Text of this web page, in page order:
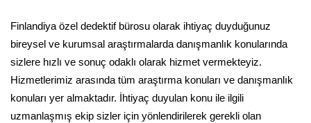
Finlandiya özel dedektif bürosu olarak ihtiyaç duyduğunuz
bireysel ve kurumsal araştırmalarda danışmanlık konularında
sizlere hızlı ve sonuç odaklı olarak hizmet vermekteyiz.
Hizmetlerimiz arasında tüm araştırma konuları ve danışmanlık
konuları yer almaktadır. İhtiyaç duyulan konu ile ilgili
uzmanlaşmış ekip sizler için yönlendirilerek gerekli olan